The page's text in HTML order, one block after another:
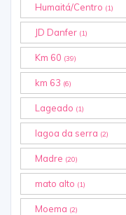
Humaitá/Centro (1)
JD Danfer (1)
Km 60 (39)
km 63 (6)
Lageado (1)
lagoa da serra (2)
Madre (20)
mato alto (1)
Moema (2)